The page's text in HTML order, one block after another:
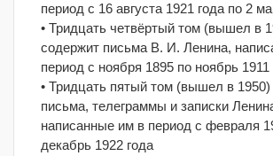
период с 16 августа 1921 года по 2
• Тридцать четвёртый том (вышел в
содержит письма В. И. Ленина,
период с ноября 1895 по ноябрь 1911
• Тридцать пятый том (вышел в
письма, телеграммы и записки
написанные им в период с февраля
декабрь 1922 года